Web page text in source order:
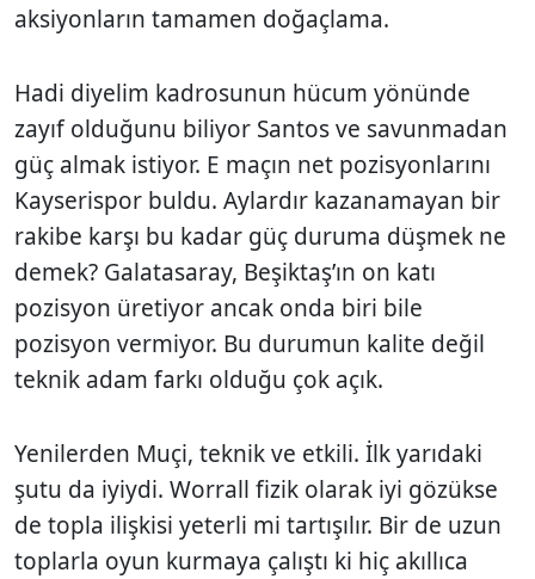
aksiyonların tamamen doğaçlama.
Hadi diyelim kadrosunun hücum yönünde
zayıf olduğunu biliyor Santos ve savunmadan
güç almak istiyor. E maçın net pozisyonlarını
Kayserispor buldu. Aylardır kazanamayan bir
rakibe karşı bu kadar güç duruma düşmek ne
demek? Galatasaray, Beşiktaş’ın on katı
pozisyon üretiyor ancak onda biri bile
pozisyon vermiyor. Bu durumun kalite değil
teknik adam farkı olduğu çok açık.
Yenilerden Muçi, teknik ve etkili. İlk yarıdaki
şutu da iyiydi. Worrall fizik olarak iyi gözükse
de topla ilişkisi yeterli mi tartışılır. Bir de uzun
toplarla oyun kurmaya çalıştı ki hiç akıllıca